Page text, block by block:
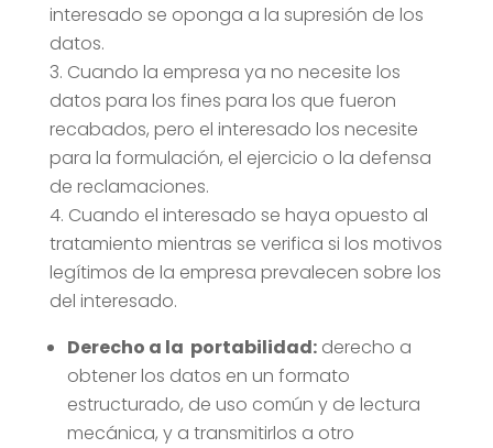
interesado se oponga a la supresión de los
datos.
Cuando la empresa ya no necesite los
datos para los fines para los que fueron
recabados, pero el interesado los necesite
para la formulación, el ejercicio o la defensa
de reclamaciones.
Cuando el interesado se haya opuesto al
tratamiento mientras se verifica si los motivos
legítimos de la empresa prevalecen sobre los
del interesado.
Derecho a la portabilidad:derecho a
obtener los datos en un formato
estructurado, de uso común y de lectura
mecánica, y a transmitirlos a otro